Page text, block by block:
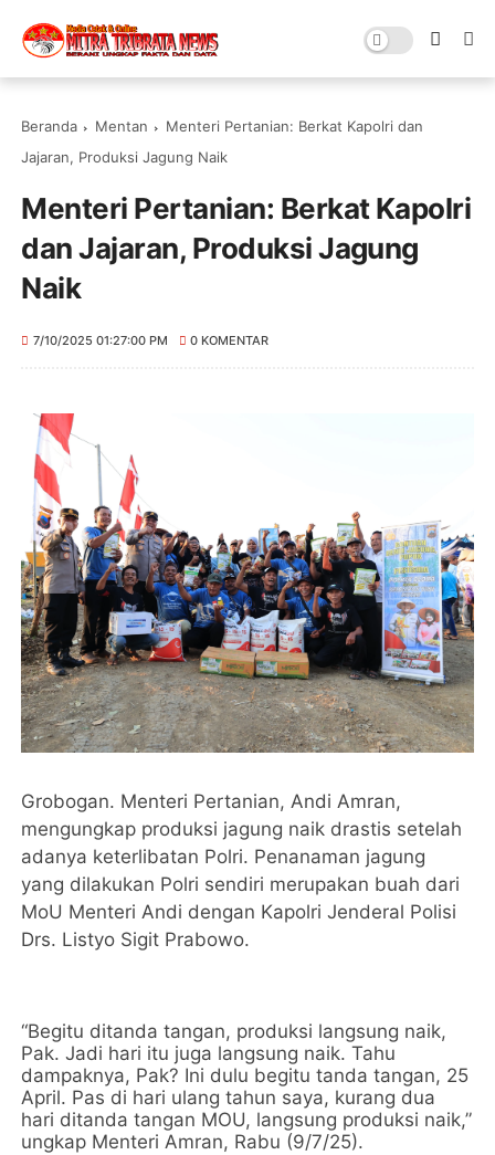
Beranda Mentan
Menteri Pertanian: Berkat Kapolri dan
Jajaran, Produksi Jagung Naik
Menteri Pertanian: Berkat Kapolri
dan Jajaran, Produksi Jagung
Naik
7/10/2025 01:27:00 PM 0 KOMENTAR
Grobogan. Menteri Pertanian, Andi Amran,
mengungkap produksi jagung naik drastis setelah
adanya keterlibatan Polri. Penanaman jagung
yang dilakukan Polri sendiri merupakan buah dari
MoU Menteri Andi dengan Kapolri Jenderal Polisi
Drs. Listyo Sigit Prabowo.
“Begitu ditanda tangan, produksi langsung naik,
Pak. Jadi hari itu juga langsung naik. Tahu
dampaknya, Pak? Ini dulu begitu tanda tangan, 25
April. Pas di hari ulang tahun saya, kurang dua
hari ditanda tangan MOU, langsung produksi naik,”
ungkap Menteri Amran, Rabu (9/7/25).